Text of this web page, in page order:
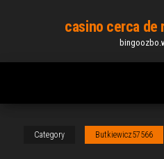
content
casino cerca de
Category Butkiewicz57566